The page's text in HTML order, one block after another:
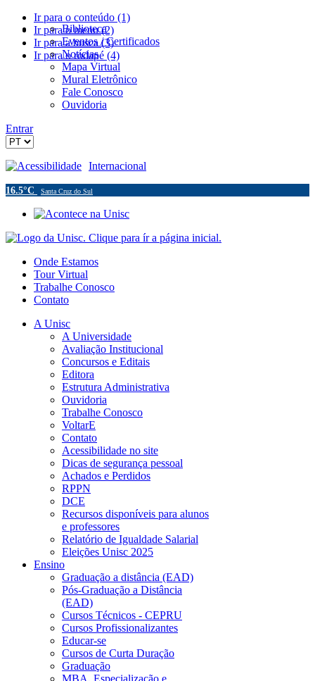
Ir para o conteúdo (1)
Ir para o menu (2)
Ir para a busca (3)
Ir para o rodapé (4)
Biblioteca
Eventos / Certificados
Notícias
Mapa Virtual
Mural Eletrônico
Fale Conosco
Ouvidoria
Entrar
Acessibilidade Internacional
16.5°C Santa Cruz do Sul
Onde Estamos
Tour Virtual
Trabalhe Conosco
Contato
A Unisc
A Universidade
Avaliação Institucional
Concursos e Editais
Editora
Estrutura Administrativa
Ouvidoria
Trabalhe Conosco
VoltarE
Contato
Acessibilidade no site
Dicas de segurança pessoal
Achados e Perdidos
RPPN
DCE
Recursos disponíveis para alunos
e professores
Relatório de Igualdade Salarial
Eleições Unisc 2025
Ensino
Graduação a distância (EAD)
Pós-Graduação a Distância
(EAD)
Cursos Técnicos - CEPRU
Cursos Profissionalizantes
Educar-se
Cursos de Curta Duração
Graduação
MBA, Especialização e